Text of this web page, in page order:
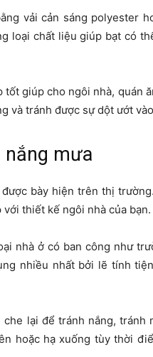
vải cản sáng polyester
loại chất liệu giúp bạt có
tốt giúp cho ngôi nhà, quán
và tránh được sự dột ướt
nắng mưa
bày hiện trên thị
thiết kế ngôi nhà của bạn.
nhà ở có ban công như
nhiều nhất bởi lẽ tính
lại để tránh nắng, tránh
hoặc hạ xuống tùy thời